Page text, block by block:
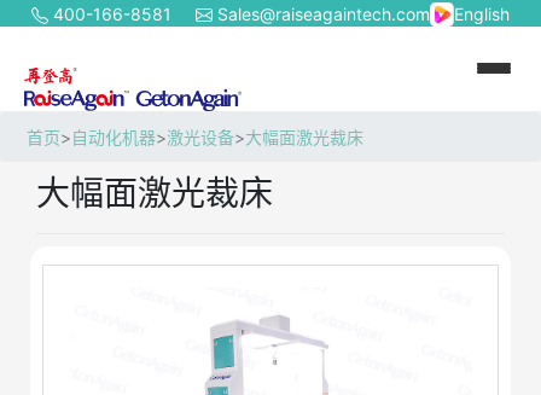
400-166-8581 Sales@raiseagaintech.com English
首页>自动化机器>激光设备>大幅面激光裁床
大幅面激光裁床